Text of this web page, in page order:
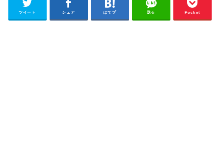
ツイート シェア はてブ 送る Pocket